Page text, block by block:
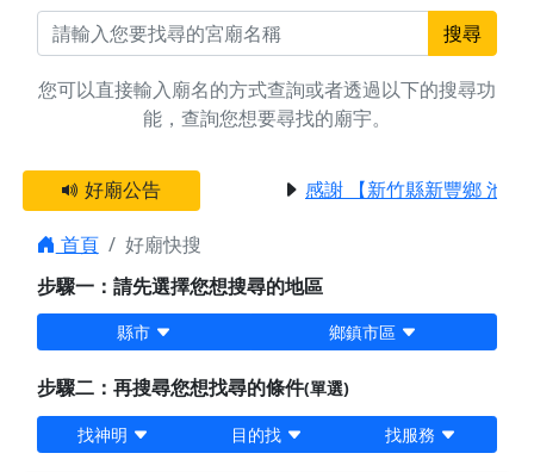
搜尋
您可以直接輸入廟名的方式查詢或者透過以下的搜尋功
能，查詢您想要尋找的廟宇。
好廟公告 感謝 【新竹縣新豐鄉 池和
首頁
好廟快搜
步驟一：請先選擇您想搜尋的地區
縣市 鄉鎮市區
步驟二：再搜尋您想找尋的條件(單選)
找神明 目的找 找服務